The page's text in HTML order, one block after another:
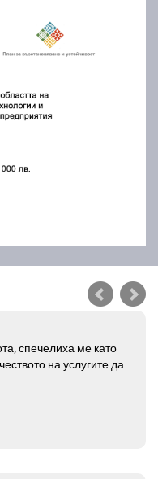
спечелиха ме като
на услугите да